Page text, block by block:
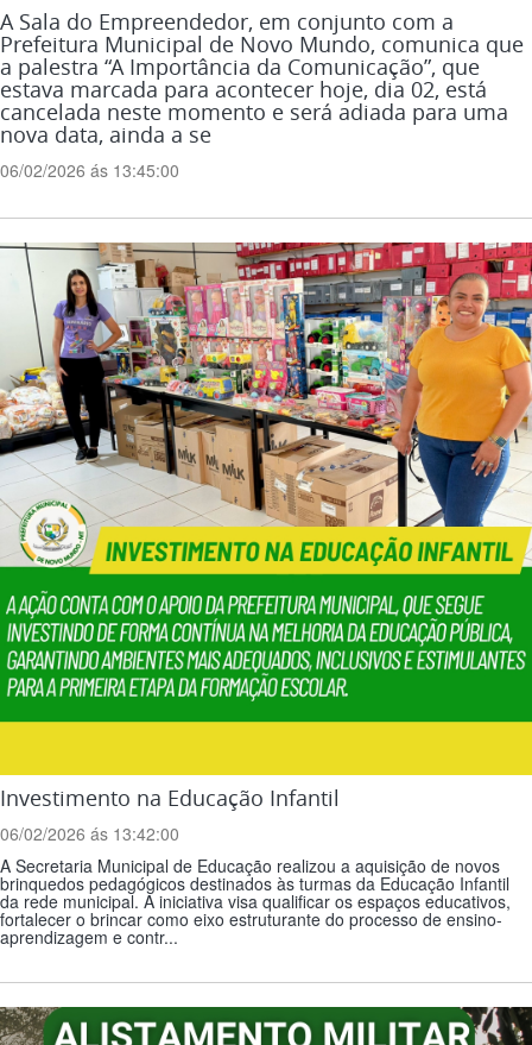
A Sala do Empreendedor, em conjunto com a
Prefeitura Municipal de Novo Mundo, comunica que
a palestra “A Importância da Comunicação”, que
estava marcada para acontecer hoje, dia 02, está
cancelada neste momento e será adiada para uma
nova data, ainda a se
06/02/2026 ás 13:45:00
Investimento na Educação Infantil
06/02/2026 ás 13:42:00
A Secretaria Municipal de Educação realizou a aquisição de novos
brinquedos pedagógicos destinados às turmas da Educação Infantil
da rede municipal. A iniciativa visa qualificar os espaços educativos,
fortalecer o brincar como eixo estruturante do processo de ensino-
aprendizagem e contr...